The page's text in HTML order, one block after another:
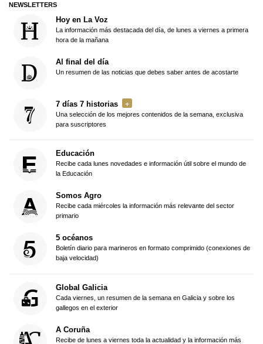
NEWSLETTERS
Hoy en La Voz
La información más destacada del día, de lunes a viernes a primera
hora de la mañana
Al final del día
Un resumen de las noticias que debes saber antes de acostarte
7 días 7 historias
Una selección de los mejores contenidos de la semana, exclusiva
para suscriptores
Educación
Recibe cada lunes novedades e información útil sobre el mundo de
la Educación
Somos Agro
Recibe cada miércoles la información más relevante del sector
primario
5 océanos
Boletín diario para marineros en formato comprimido (conexiones de
baja velocidad)
Global Galicia
Cada viernes, un resumen de la semana en Galicia y sobre los
gallegos en el exterior
A Coruña
Recibe de lunes a viernes toda la actualidad y la información más